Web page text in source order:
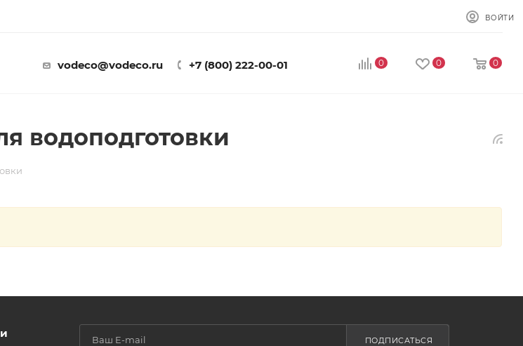
ВОЙТИ
vodeco@vodeco.ru +7 (800) 222-00-01 0 0 0
водоподготовки
ПОДПИСАТЬСЯ